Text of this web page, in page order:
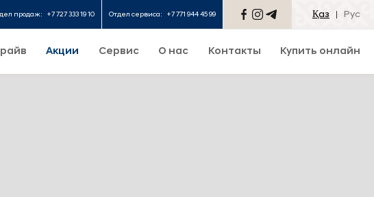
продаж: +7 727 333 19 10 Отдел сервиса: +7 771 944 45 99 Қаз Рус
Акции Сервис О нас Контакты Купить онлайн